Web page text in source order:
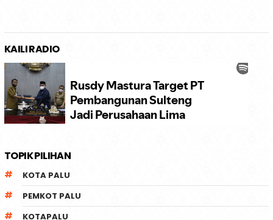
KAILI RADIO
TOPIK PILIHAN
KOTA PALU
PEMKOT PALU
KOTAPALU